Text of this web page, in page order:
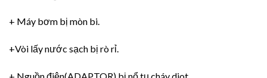
+ Máy bơm bị mòn bi.
+Vòi lấy nước sạch bị rò rỉ.